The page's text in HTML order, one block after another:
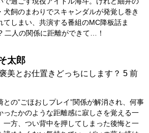
犬飼のまわりでスキャンダルが発覚し巻き
てしまい、共演する番組のMC降板話ま
二人の関係に距離ができて…！
太郎
美とお仕置きどっちにします？ 5 前
との”ごほおしプレイ”関係が解消され、何事
ったかのような距離感に寂しさを覚える一
一方、つい背中を押してしまった後悔と一